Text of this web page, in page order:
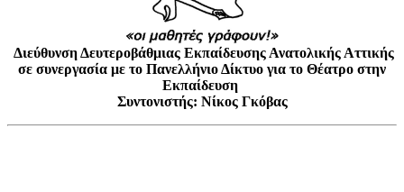
Διεύθυνση Δευτεροβάθμιας Εκπαίδευσης Ανατολικής Αττικής
σε συνεργασία με το Πανελλήνιο Δίκτυο για το Θέατρο στην
Εκπαίδευση
Συντονιστής: Νίκος Γκόβας